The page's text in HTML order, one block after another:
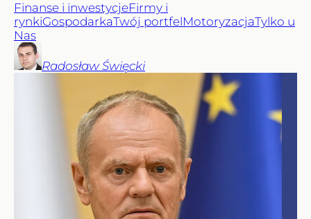
Finanse i inwestycjeFirmy i
rynkiGospodarkaTwój portfelMotoryzacjaTylko u
Nas
Radosław Święcki